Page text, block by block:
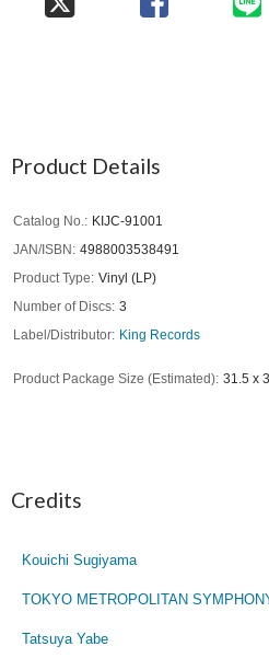
Product Details
Catalog No.
KIJC-91001
JAN/ISBN
4988003538491
Product Type
Vinyl (LP)
Number of Discs 3
Label/Distributor
King Records
Product Package Size (Estimated) 31.5 x
Credits
Kouichi Sugiyama
TOKYO METROPOLITAN
Tatsuya Yabe